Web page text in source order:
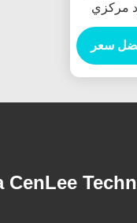
مركزي
دوران
سعر
CenLee